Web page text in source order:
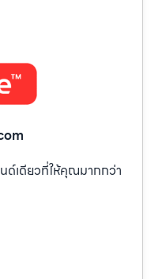
ด์เดียวที่ให้คุณมากกว่า